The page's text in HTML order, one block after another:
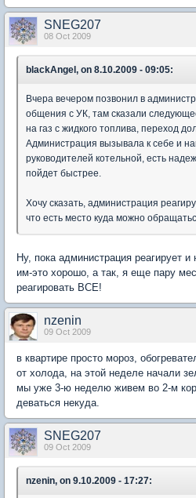
SNEG207
08 Oct 2009
blackAngel, on 8.10.2009 - 09:05:
Вчера вечером позвонил в
общения с УК, там сказали
на газ с жидкого топлива, переход
Администрация вызывала к себе и
руководителей котельной, есть
пойдет быстрее.
Хочу сказать, администрация
что есть место куда можно
Ну, пока администрация реагирует
им-это хорошо, а так, я еще пару
реагировать ВСЕ!
nzenin
09 Oct 2009
в квартире просто мороз,
от холода, на этой неделе начали
мы уже 3-ю неделю живем во 2-м
деваться некуда.
SNEG207
09 Oct 2009
nzenin, on 9.10.2009 - 17:27: